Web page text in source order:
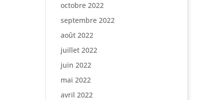
octobre 2022
septembre 2022
août 2022
juillet 2022
juin 2022
mai 2022
avril 2022